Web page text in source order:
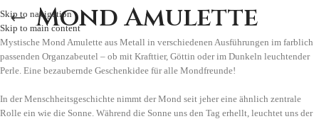
Skip to navigation
Skip to main content
Mond Amulette
Mystische Mond Amulette aus Metall in verschiedenen Ausführungen im farblich
passenden Organzabeutel – ob mit Krafttier, Göttin oder im Dunkeln leuchtender
Perle. Eine bezaubernde Geschenkidee für alle Mondfreunde!
In der Menschheitsgeschichte nimmt der Mond seit jeher eine ähnlich zentrale
Rolle ein wie die Sonne. Während die Sonne uns den Tag erhellt, leuchtet uns der